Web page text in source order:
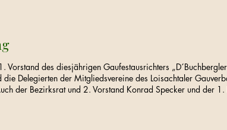
Vorstand des diesjährigen Gaufestausrichters
Delegierten der Mitgliedsvereine des Loisachtaler
der Bezirksrat und 2. Vorstand Konrad Specker und der 1.